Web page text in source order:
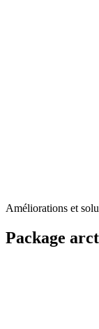
Améliorations et
Package